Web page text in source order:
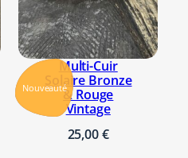
Nouveauté
Multi-Cuir
Solaire Bronze
& Rouge
Vintage
25,00€